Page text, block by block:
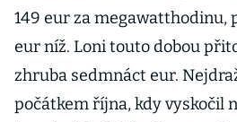
149 eur za megawatthodinu,
eur níž. Loni touto dobou
zhruba sedmnáct eur.
počátkem října, kdy vyskočil